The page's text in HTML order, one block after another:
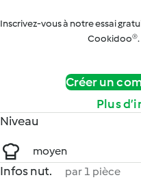
Inscrivez-vous à notre essai
Cookidoo®.
Créer un
Plus
Niveau
moyen
Infos nut. par 1 pièce